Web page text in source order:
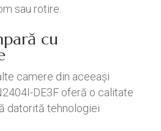
sau rotire.
cu
camere din aceeași
DE3F oferă o calitate
datorită tehnologiei